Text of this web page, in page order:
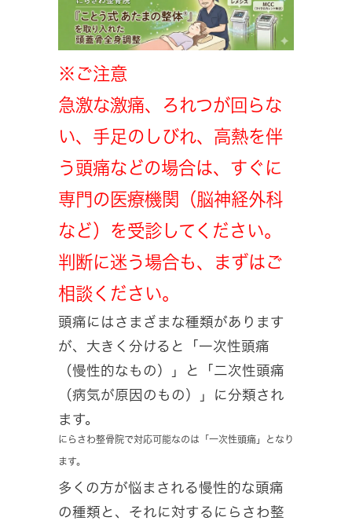
※ご注意
急激な激痛、ろれつが回らな
い、手足のしびれ、高熱を伴
う頭痛などの場合は、すぐに
専門の医療機関（脳神経外科
など）を受診してください。
判断に迷う場合も、まずはご
相談ください。
頭痛にはさまざまな種類があります
が、大きく分けると「一次性頭痛
（慢性的なもの）」と「二次性頭痛
（病気が原因のもの）」に分類され
ます。
にらさわ整骨院で対応可能なのは「一次性頭痛」となり
ます。
多くの方が悩まされる慢性的な頭痛
の種類と、それに対するにらさわ整